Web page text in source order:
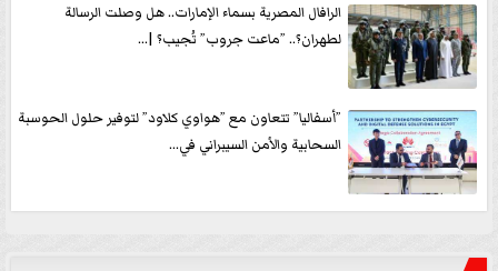
الرافال المصرية بسماء الإمارات.. هل وصلت الرسالة
لطهران؟.. ”ماعت جروب” تُجيب؟ |...
”أسفاليا” تتعاون مع ”هواوي كلاود” لتوفير حلول الحوسبة
السحابية والأمن السيبراني في...